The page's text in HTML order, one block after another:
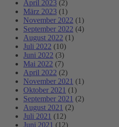
April 2023 (2)
März 2023 (1)
November 2022 (1)
September 2022 (4)
August 2022 (1)
Juli 2022 (10)
Juni 2022 (3)
Mai 2022 (7)
April 2022 (2)
November 2021 (1)
Oktober 2021 (1)
September 2021 (2)
August 2021 (2)
Juli 2021 (12)
Juni 2021 (12)